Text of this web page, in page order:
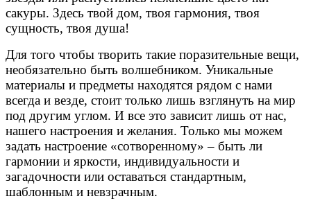
сакуры. Здесь твой дом, твоя гармония, твоя
сущность, твоя душа!
Для того чтобы творить такие поразительные вещи,
необязательно быть волшебником. Уникальные
материалы и предметы находятся рядом с нами
всегда и везде, стоит только лишь взглянуть на мир
под другим углом. И все это зависит лишь от нас,
нашего настроения и желания. Только мы можем
задать настроение «сотворенному» – быть ли
гармонии и яркости, индивидуальности и
загадочности или оставаться стандартным,
шаблонным и невзрачным.